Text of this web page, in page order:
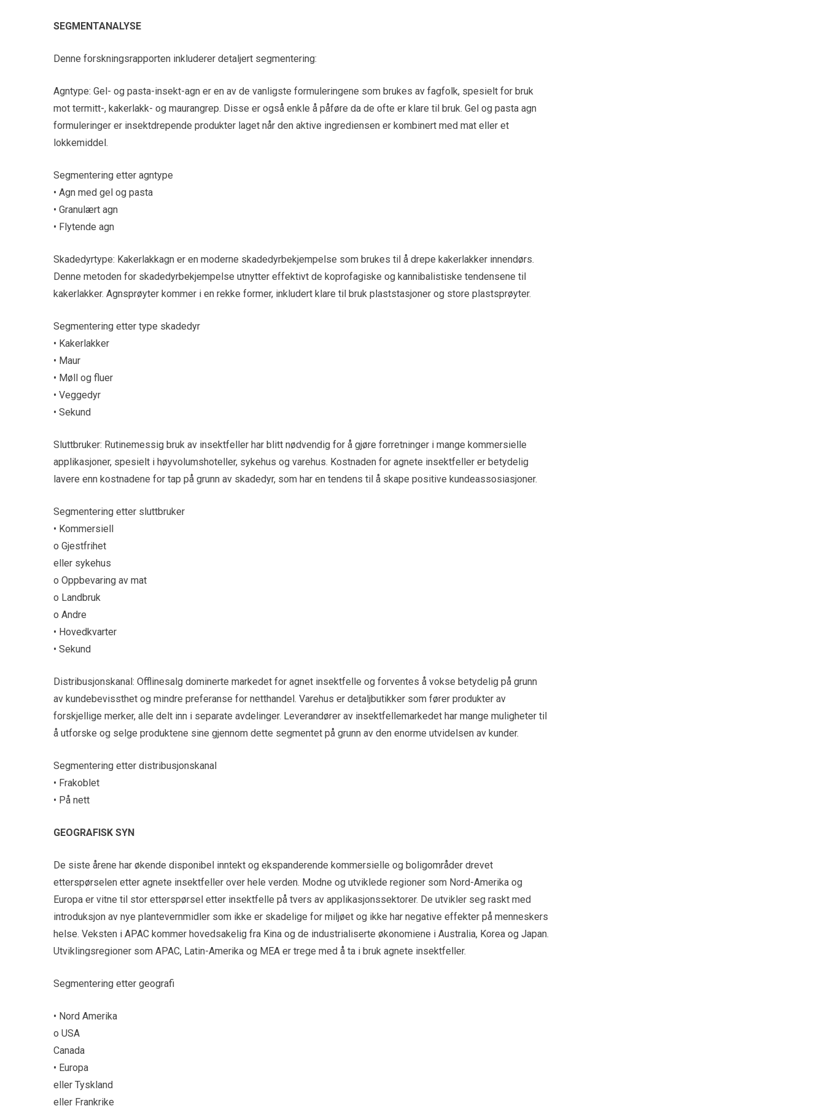
SEGMENTANALYSE
Denne forskningsrapporten inkluderer detaljert segmentering:
Agntype: Gel- og pasta-insekt-agn er en av de vanligste formuleringene som brukes av fagfolk, spesielt for bruk
mot termitt-, kakerlakk- og maurangrep. Disse er også enkle å påføre da de ofte er klare til bruk. Gel og pasta agn
formuleringer er insektdrepende produkter laget når den aktive ingrediensen er kombinert med mat eller et
lokkemiddel.
Segmentering etter agntype
• Agn med gel og pasta
• Granulært agn
• Flytende agn
Skadedyrtype: Kakerlakkagn er en moderne skadedyrbekjempelse som brukes til å drepe kakerlakker innendørs.
Denne metoden for skadedyrbekjempelse utnytter effektivt de koprofagiske og kannibalistiske tendensene til
kakerlakker. Agnsprøyter kommer i en rekke former, inkludert klare til bruk plaststasjoner og store plastsprøyter.
Segmentering etter type skadedyr
• Kakerlakker
• Maur
• Møll og fluer
• Veggedyr
• Sekund
Sluttbruker: Rutinemessig bruk av insektfeller har blitt nødvendig for å gjøre forretninger i mange kommersielle
applikasjoner, spesielt i høyvolumshoteller, sykehus og varehus. Kostnaden for agnete insektfeller er betydelig
lavere enn kostnadene for tap på grunn av skadedyr, som har en tendens til å skape positive kundeassosiasjoner.
Segmentering etter sluttbruker
• Kommersiell
o Gjestfrihet
eller sykehus
o Oppbevaring av mat
o Landbruk
o Andre
• Hovedkvarter
• Sekund
Distribusjonskanal: Offlinesalg dominerte markedet for agnet insektfelle og forventes å vokse betydelig på grunn
av kundebevissthet og mindre preferanse for netthandel. Varehus er detaljbutikker som fører produkter av
forskjellige merker, alle delt inn i separate avdelinger. Leverandører av insektfellemarkedet har mange muligheter til
å utforske og selge produktene sine gjennom dette segmentet på grunn av den enorme utvidelsen av kunder.
Segmentering etter distribusjonskanal
• Frakoblet
• På nett
GEOGRAFISK SYN
De siste årene har økende disponibel inntekt og ekspanderende kommersielle og boligområder drevet
etterspørselen etter agnete insektfeller over hele verden. Modne og utviklede regioner som Nord-Amerika og
Europa er vitne til stor etterspørsel etter insektfelle på tvers av applikasjonssektorer. De utvikler seg raskt med
introduksjon av nye plantevernmidler som ikke er skadelige for miljøet og ikke har negative effekter på menneskers
helse. Veksten i APAC kommer hovedsakelig fra Kina og de industrialiserte økonomiene i Australia, Korea og Japan.
Utviklingsregioner som APAC, Latin-Amerika og MEA er trege med å ta i bruk agnete insektfeller.
Segmentering etter geografi
• Nord Amerika
o USA
Canada
• Europa
eller Tyskland
eller Frankrike